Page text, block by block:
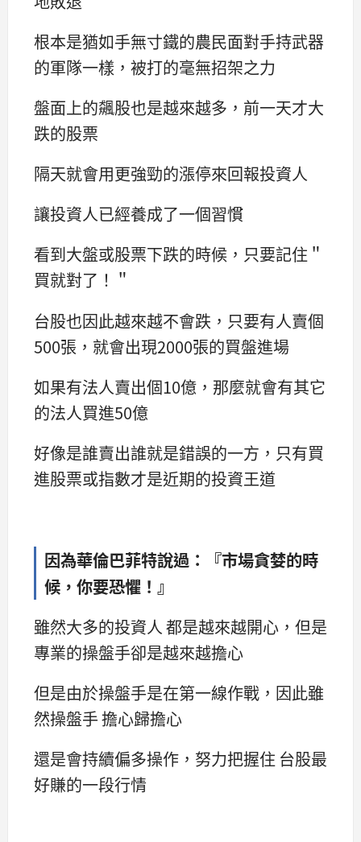
根本是猶如手無寸鐵的農民面對手持武器
的軍隊一樣，被打的毫無招架之力
盤面上的飆股也是越來越多，前一天才大
跌的股票
隔天就會用更強勁的漲停來回報投資人
讓投資人已經養成了一個習慣
看到大盤或股票下跌的時候，只要記住＂
買就對了！＂
台股也因此越來越不會跌，只要有人賣個
500張，就會出現2000張的買盤進場
如果有法人賣出個10億，那麼就會有其它
的法人買進50億
好像是誰賣出誰就是錯誤的一方，只有買
進股票或指數才是近期的投資王道
因為華倫巴菲特說過：『市場貪婪的時
候，你要恐懼！』
雖然大多的投資人 都是越來越開心，但是
專業的操盤手卻是越來越擔心
但是由於操盤手是在第一線作戰，因此雖
然操盤手 擔心歸擔心
還是會持續偏多操作，努力把握住 台股最
好賺的一段行情